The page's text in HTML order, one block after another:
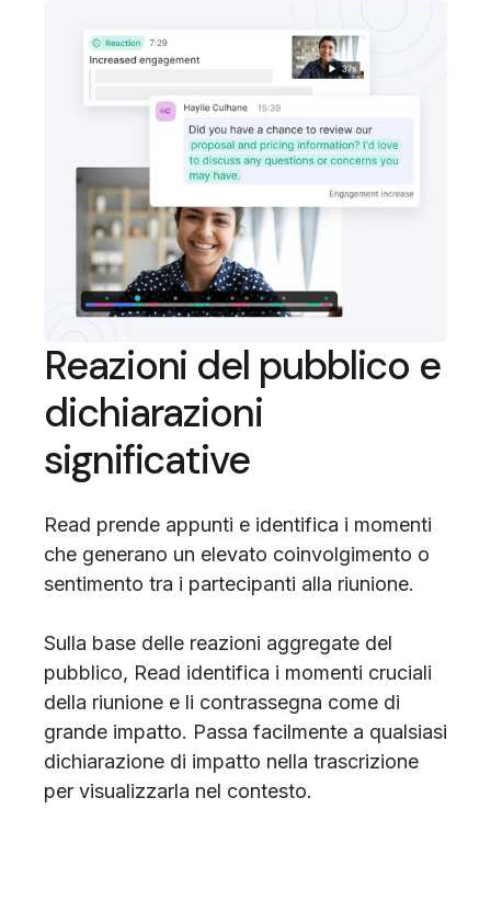
Reazioni del pubblico e
dichiarazioni
significative
Read prende appunti e identifica i momenti
che generano un elevato coinvolgimento o
sentimento tra i partecipanti alla riunione.
Sulla base delle reazioni aggregate del
pubblico, Read identifica i momenti cruciali
della riunione e li contrassegna come di
grande impatto. Passa facilmente a qualsiasi
dichiarazione di impatto nella trascrizione
per visualizzarla nel contesto.